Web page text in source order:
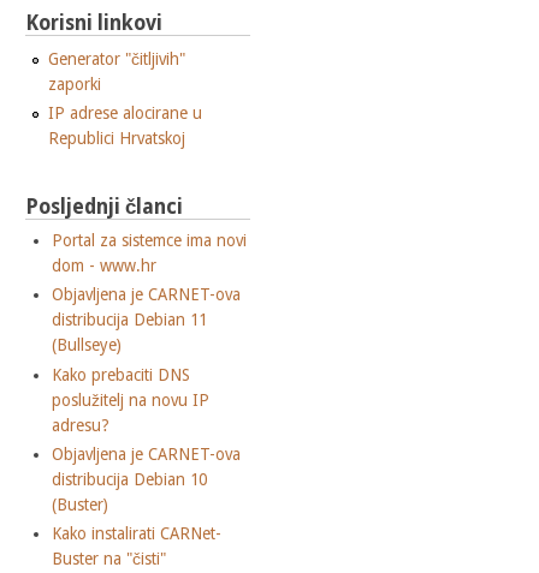
Korisni linkovi
Generator "čitljivih"
zaporki
IP adrese alocirane u
Republici Hrvatskoj
Posljednji članci
Portal za sistemce ima novi
dom - www.hr
Objavljena je CARNET-ova
distribucija Debian 11
(Bullseye)
Kako prebaciti DNS
poslužitelj na novu IP
adresu?
Objavljena je CARNET-ova
distribucija Debian 10
(Buster)
Kako instalirati CARNet-
Buster na "čisti"